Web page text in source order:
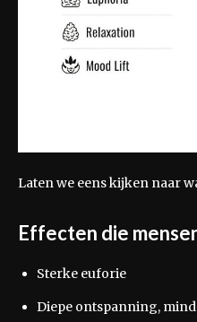
Laten we eens kijken naar
Effecten die
Sterke euforie
Diepe ontspanning,